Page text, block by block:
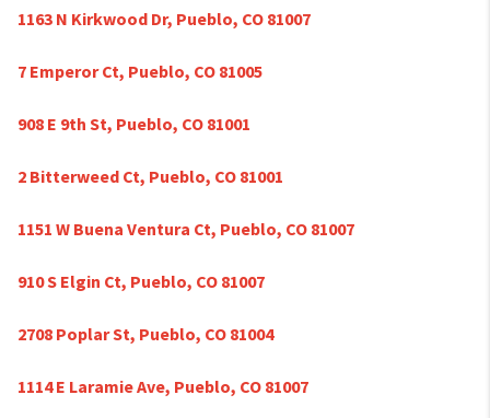
1163 N Kirkwood Dr, Pueblo, CO 81007
7 Emperor Ct, Pueblo, CO 81005
908 E 9th St, Pueblo, CO 81001
2 Bitterweed Ct, Pueblo, CO 81001
1151 W Buena Ventura Ct, Pueblo, CO 81007
910 S Elgin Ct, Pueblo, CO 81007
2708 Poplar St, Pueblo, CO 81004
1114 E Laramie Ave, Pueblo, CO 81007